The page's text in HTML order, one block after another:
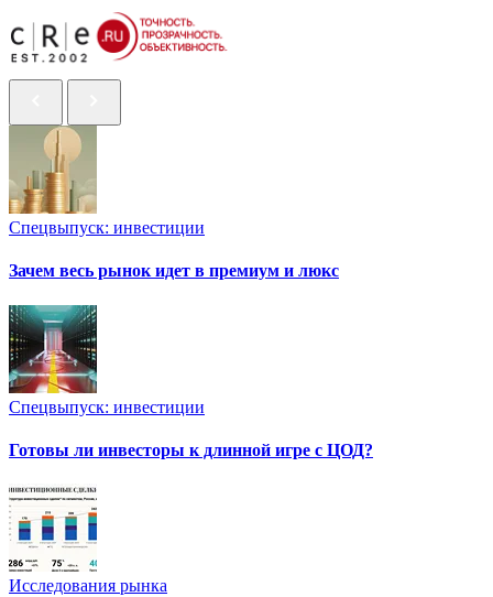
Спецвыпуск: инвестиции
Зачем весь рынок идет в премиум и люкс
Спецвыпуск: инвестиции
Готовы ли инвесторы к длинной игре с ЦОД?
Исследования рынка